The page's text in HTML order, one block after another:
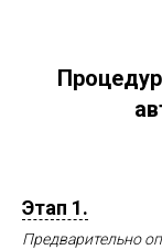
Этап 1.
Предварительно